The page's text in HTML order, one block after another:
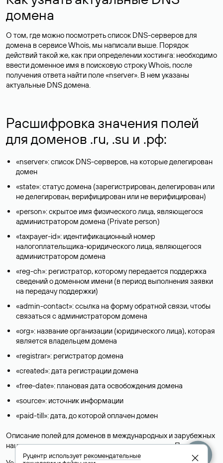
домена
О том, где можно посмотреть список DNS-серверов для
домена в сервисе Whois, мы написали выше. Порядок
действий такой же, как при определении хостинга: необходимо
ввести доменное имя в поисковую строку Whois, после
получения ответа найти поле «nserver». В нем указаны
актуальные DNS домена.
Расшифровка значения полей
для доменов .ru, .su и .рф:
«nserver»: список DNS-серверов, на которые делегирован
домен
«state»: статус домена (зарегистрирован, делегирован или
не делегирован, верифицирован или не верифицирован)
«person»: скрытое имя физического лица, являющегося
администратором домена (Privatе person)
«taxpayer-id»: идентификационный номер
налогоплательщика-юридического лица, являющегося
администратором домена
«reg-ch»: регистратор, которому передается поддержка
сведений о доменном имени (в период выполнения заявки
на передачу поддержки)
«admin-contact»: ссылка на форму обратной связи, чтобы
связаться с администратором домена
«org»: название организации (юридического лица), которая
является владельцем домена
«registrar»: регистратор домена
«created»: дата регистрации домена
«free-date»: плановая дата освобождения домена
«source»: источник информации
«paid-till»: дата, до которой оплачен домен
Описание полей для доменов в международных и зарубежных
национальных доменах представлены в разделе «Помощь».
Руцентр используетрекомендательные